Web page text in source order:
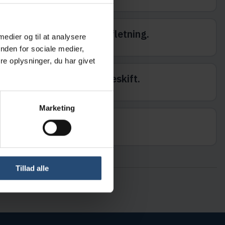
og til at analysere
for sociale medier,
oplysninger, du har givet
Marketing
Tillad alle
reglen for sammenfletning.
reglen for vognbaneskift.